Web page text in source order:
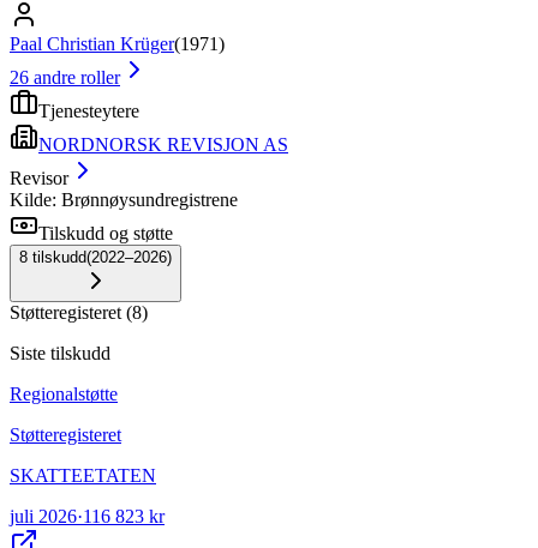
Paal Christian Krüger(1971)
26 andre roller
Tjenesteytere
NORDNORSK REVISJON AS
Revisor
Kilde: Brønnøysundregistrene
Tilskudd og støtte
8 tilskudd(2022–2026)
Støtteregisteret (8)
Siste tilskudd
Regionalstøtte
Støtteregisteret
SKATTEETATEN
juli 2026·116 823 kr